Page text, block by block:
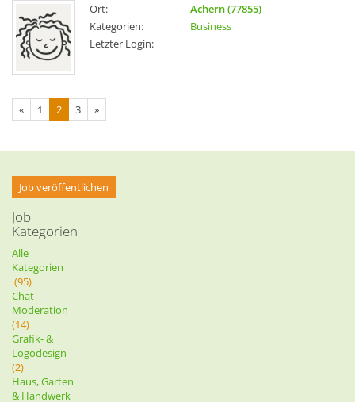
Ort:
Achern (77855)
Kategorien:
Business
Letzter Login:
« 1 2 3 »
Job veröffentlichen
Job
Kategorien
Alle
Kategorien
(95)
Chat-
Moderation
(14)
Grafik- &
Logodesign
(2)
Haus, Garten
& Handwerk